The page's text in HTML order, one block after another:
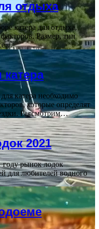
отдыха
катера для отдыха,
Размер, тип
катера необходимо
которые определят
Рассмотрим…
2021
рынок лодок
для любителей водного